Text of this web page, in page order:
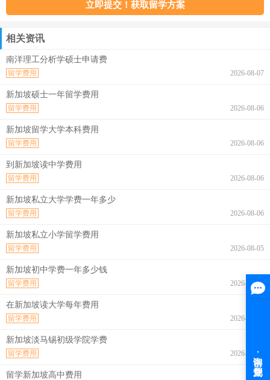
相关资讯
南洋理工分析学硕士申请费
2026-08-07
留学费用
新加坡硕士一年留学费用
2026-08-06
留学费用
新加坡留学大学本科费用
2026-08-06
留学费用
到新加坡读中学费用
2026-08-06
留学费用
新加坡私立大学学费一年多少
2026-08-06
留学费用
新加坡私立小学留学费用
2026-08-05
留学费用
新加坡初中学费一年多少钱
2026-08-04
留学费用
在新加坡读大学每年费用
2026-08-04
留学费用
新加坡淡马锡初级学院学费
2026-08-04
留学费用
留学新加坡高中费用